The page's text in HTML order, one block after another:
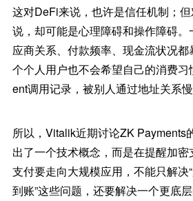
这对DeFi来说，也许是信任机制；
说，却可能是心理障碍和操作障碍
应商关系、付款频率、现金流状况
个个人用户也不会希望自己的消费
ent调用记录，被别人通过地址关系慢
所以，Vitalik近期讨论ZK Payments
出了一个技术概念，而是在提醒加
支付要走向大规模应用，不能只解决
到账”这些问题，还要解决一个更